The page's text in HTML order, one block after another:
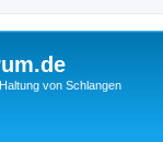
von Schlangen